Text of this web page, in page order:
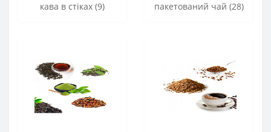
кава в стіках (9) пакетований чай (28)